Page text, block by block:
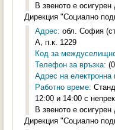
В звеното е
Дирекция "Социално
Адрес: обл. София
А, п.к. 1229
Код за
Телефон за връзка:
Адрес на електронна
Работно време:
12:00 и 14:00 с
В звеното е
Дирекция "Социално